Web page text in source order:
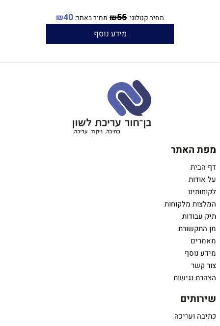
הוצאת סער, 1993
ספר הביכורים של המשורר יאיר
יצא לאור בהיותו בן 17
שירים שכתב מגיל 12 עד 16
המשורר יאיר בן־חור בפייסבוק
©כל הזכויות שמורות ליאיר בן־חור
מחיר קטלוגי: ₪55 מחיר באתר: ₪40
מידע נוסף
מפת האתר
דף הבית
על אודות
לקוחותינו
המלצות מלקוחות
תיק עבודות
מן התקשורת
מאמרים
מידע נוסף
צור קשר
הצהרת נגישות
שירותים
כתיבה ועריכה